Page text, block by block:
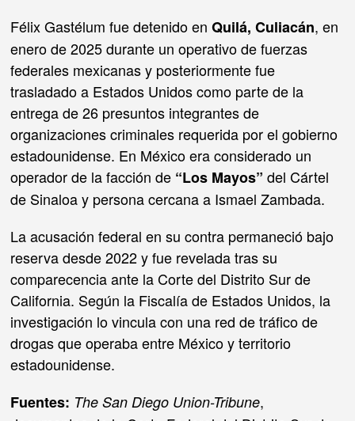
Félix Gastélum fue detenido enQuilá, Culiacán, en
enero de 2025 durante un operativo de fuerzas
federales mexicanas y posteriormente fue
trasladado a Estados Unidos como parte de la
entrega de 26 presuntos integrantes de
organizaciones criminales requerida por el gobierno
estadounidense. En México era considerado un
operador de la facción de “Los Mayos” del Cártel
de Sinaloa y persona cercana a Ismael Zambada.
La acusación federal en su contra permaneció bajo
reserva desde 2022 y fue revelada tras su
comparecencia ante la Corte del Distrito Sur de
California. Según la Fiscalía de Estados Unidos, la
investigación lo vincula con una red de tráfico de
drogas que operaba entre México y territorio
estadounidense.
Fuentes: The San Diego Union-Tribune,